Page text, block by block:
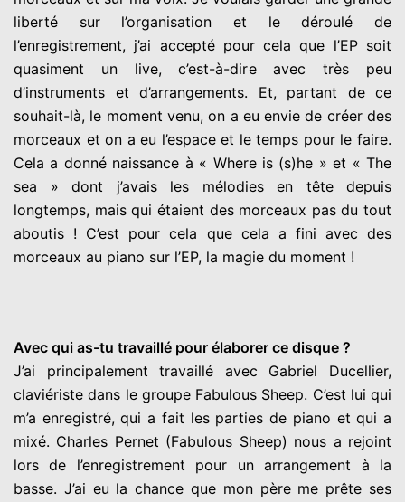
liberté sur l’organisation et le déroulé de
l’enregistrement, j’ai accepté pour cela que l’EP soit
quasiment un live, c’est-à-dire avec très peu
d’instruments et d’arrangements. Et, partant de ce
souhait-là, le moment venu, on a eu envie de créer des
morceaux et on a eu l’espace et le temps pour le faire.
Cela a donné naissance à « Where is (s)he » et « The
sea » dont j’avais les mélodies en tête depuis
longtemps, mais qui étaient des morceaux pas du tout
aboutis ! C’est pour cela que cela a fini avec des
morceaux au piano sur l’EP, la magie du moment !
Avec qui as-tu travaillé pour élaborer ce disque ?
J’ai principalement travaillé avec Gabriel Ducellier,
claviériste dans le groupe Fabulous Sheep. C’est lui qui
m’a enregistré, qui a fait les parties de piano et qui a
mixé. Charles Pernet (Fabulous Sheep) nous a rejoint
lors de l’enregistrement pour un arrangement à la
basse. J’ai eu la chance que mon père me prête ses